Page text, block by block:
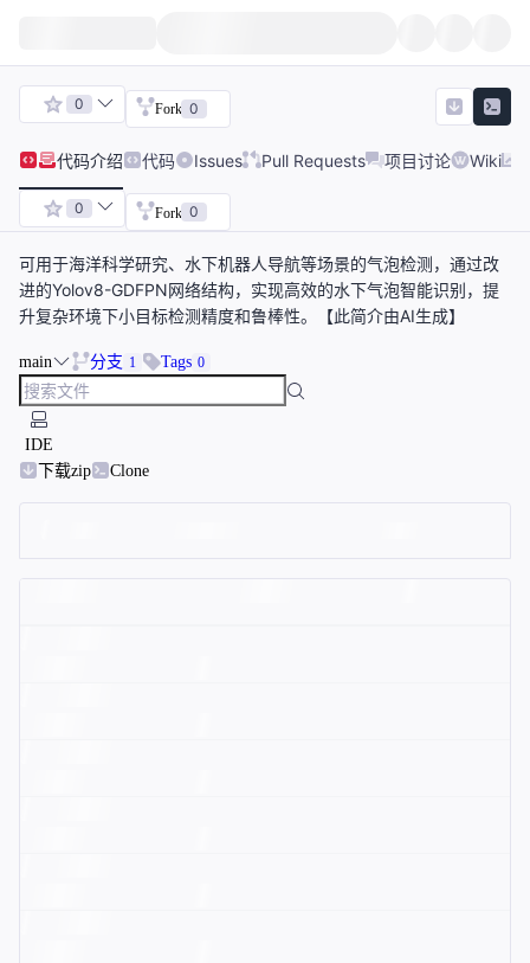
0 Fork 0
代码介绍 代码 Issues Pull Requests 项目讨论 Wiki
0 Fork 0
可用于海洋科学研究、水下机器人导航等场景的气泡检测，通过改
进的Yolov8-GDFPN网络结构，实现高效的水下气泡智能识别，提
升复杂环境下小目标检测精度和鲁棒性。【此简介由AI生成】
main 分支 1 Tags 0
IDE
下载zip
Clone